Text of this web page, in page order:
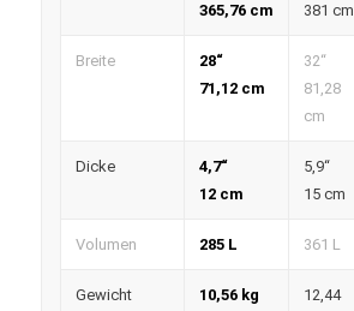
365,76 cm
381 cm
Breite
28“
71,12 cm
32“
81,28
cm
Dicke
4,7“
12 cm
5,9“
15 cm
Volumen 285 L 361 L
Gewicht 10,56 kg
12,44